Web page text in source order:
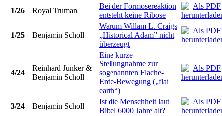
1/26
Royal Truman
Bei der Formosereaktion
entsteht keine Ribose
1/25 Benjamin Scholl
Warum Willam L. Craigs
„Historical Adam” nicht
überzeugt
4/24
Reinhard Junker &
Benjamin Scholl
Eine kurze
Stellungnahme zur
sogenannten Flache-
Erde-Bewegung („flat
earth“)
3/24
Benjamin Scholl
Ist die Menschheit laut
Bibel 6000 Jahre alt?